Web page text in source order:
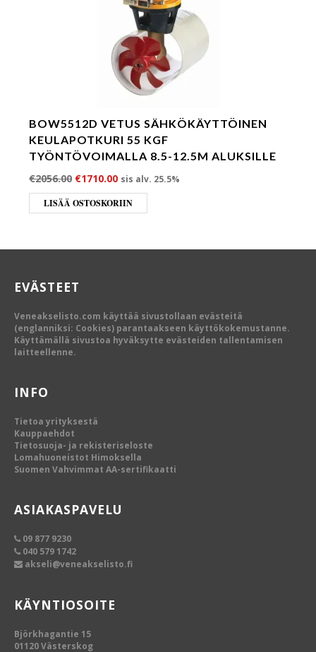
BOW5512D VETUS SÄHKÖKÄYTTÖINEN
KEULAPOTKURI 55 KGF
TYÖNTÖVOIMALLA 8.5-12.5M ALUKSILLE
€2056.00 Alkuperäinen hinta oli: €2056.00.
€1710.00Nykyinen hinta on: €1710.00.
sis alv. 25.5%
LISÄÄ OSTOSKORIIN
EVÄSTEET
Veneakselisto.com käyttää sivustollaan evästeitä
(englanniksi: Cookies) parantaakseen käyttökokemustanne.
Käyttämällä sivustoa hyväksytte evästeiden tallentamisen
laitteellenne.
INFO
Tietoa yrityksestä
Kauppaehdot
Tietosuoja- ja rekisteriseloste
Lomahuoneistot Himoksella
Suomen Vahvimmat AA-sertifikaatti
ASIAKASPAVELU
09 877 9230
040 579 1742
akseli@veneakselisto.fi
KÄYNTIOSOITE
Björkhagantie 15
01120 Västerskog